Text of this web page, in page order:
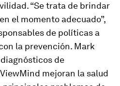
“Se trata de brindar
el momento adecuado”,
de políticas a
la prevención. Mark
de
mejoran la salud